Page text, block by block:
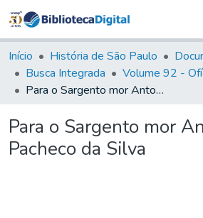
&
Coleções
Tudo na
Biblioteca
Estatísticas
Início História de São Paulo
Busca Integrada
Para o Sargento mor Antonio Pacheco da Silva
Para o Sargento mor
Pacheco da Silva